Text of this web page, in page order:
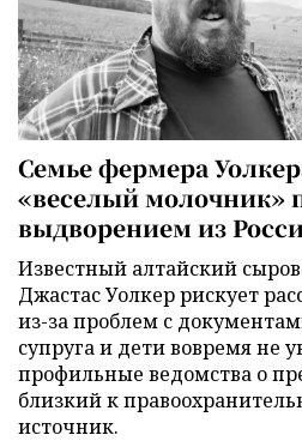
Семье фермера
«веселый молочник»
выдворением из
Известный алтайский
Джастас Уолкер рискует
из-за проблем с
супруга и дети вовремя не
профильные ведомства о
близкий к
источник.